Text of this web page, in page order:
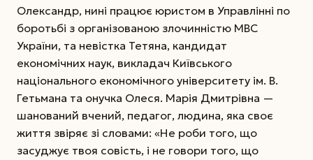
Олександр, нині працює юристом в Управлінні по
боротьбі з організованою злочинністю МВС
України, та невістка Тетяна, кандидат
економічних наук, викладач Київського
національного економічного університету ім. В.
Гетьмана та онучка Олеся. Марія Дмитрівна —
шанований вчений, педагог, людина, яка своє
життя звіряє зі словами: «Не роби того, що
засуджує твоя совість, і не говори того, що